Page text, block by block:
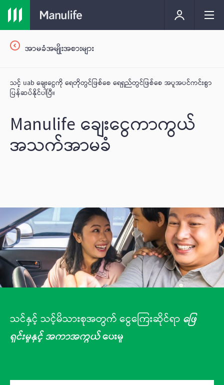
အာမခံအမျိုးအစားများ
သင့် uab ချေးငွေကို ရေတိုတွင်ဖြစ်စေ ရေရှည်တွင်ဖြစ်စေ အပူအပင်ကင်းစွာ
ပြန်ဆပ်နိုင်ပါပြီ။
Manulife ချေးငွေကာကွယ်
အသက်အာမခံ
သင်နှင့် သင့်မိသားစုအတွက် ငွေကြေးဆိုင်ရာ ဖြေ
ရှင်းမှုနှင့် အကာအကွယ်ပေးမှု